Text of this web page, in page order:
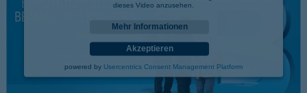
dieses Video anzusehen.
Mehr Informationen
Akzeptieren
powered by Usercentrics Consent Management Platform